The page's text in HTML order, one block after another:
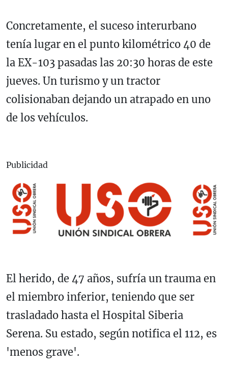
Concretamente, el suceso interurbano
tenía lugar en el punto kilométrico 40 de
la EX-103 pasadas las 20:30 horas de este
jueves. Un turismo y un tractor
colisionaban dejando un atrapado en uno
de los vehículos.
Publicidad
El herido, de 47 años, sufría un trauma en
el miembro inferior, teniendo que ser
trasladado hasta el Hospital Siberia
Serena. Su estado, según notifica el 112, es
'menos grave'.